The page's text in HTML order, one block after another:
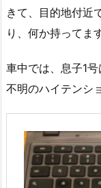
きて、目的地付近
り、何か持ってま
車中では、息子1号
不明のハイテンシ